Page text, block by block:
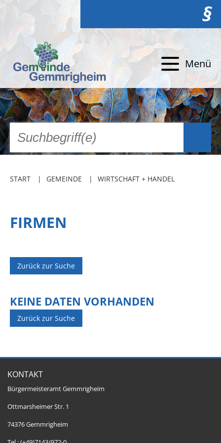
§
Menü
START GEMEINDE WIRTSCHAFT + HANDEL
FIRMEN
Zurück zur Suche
KEINE DATEN VORHANDEN
Zurück zur Suche
KONTAKT
Bürgermeisteramt Gemmrigheim
Ottmarsheimer Str. 1
74376 Gemmrigheim